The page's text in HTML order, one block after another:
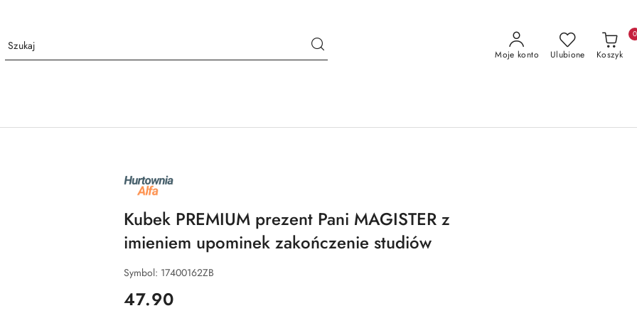
Moje konto Ulubione Koszyk
0
NAZWA
PRODUCENTA:
ALFA
Kubek PREMIUM prezent Pani MAGISTER z
imieniem upominek zakończenie studiów
Symbol: 17400162ZB
cena:
47.90